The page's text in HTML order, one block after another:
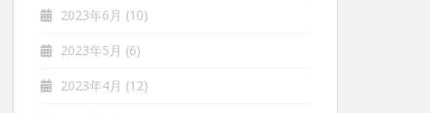
2023年6月 (10)
2023年5月 (6)
2023年4月 (12)